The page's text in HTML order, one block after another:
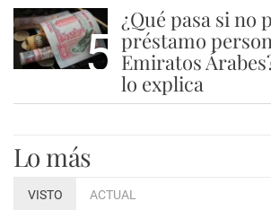
5
¿Qué pasa si no
préstamo
Emiratos
lo explica
Lo más
VISTO ACTUAL